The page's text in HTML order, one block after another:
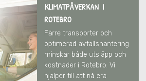
KLIMATPÅVERKAN I
ROTEBRO
Färre transporter och
optimerad avfallshantering
minskar både utsläpp och
kostnader i Rotebro. Vi
hjälper till att nå era